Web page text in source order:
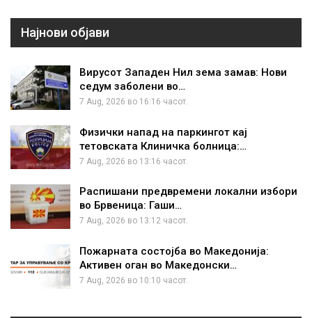
Најнови објави
Вирусот Западен Нил зема замав: Нови
седум заболени во…
7 Aug, 2026 во 16:16 часот.
Физички напад на паркингот кај
тетовската Клиничка болница:…
7 Aug, 2026 во 13:16 часот.
Распишани предвремени локални избори
во Брвеница: Гаши…
7 Aug, 2026 во 13:12 часот.
Пожарната состојба во Македонија:
Активен оган во Македонски…
7 Aug, 2026 во 10:10 часот.